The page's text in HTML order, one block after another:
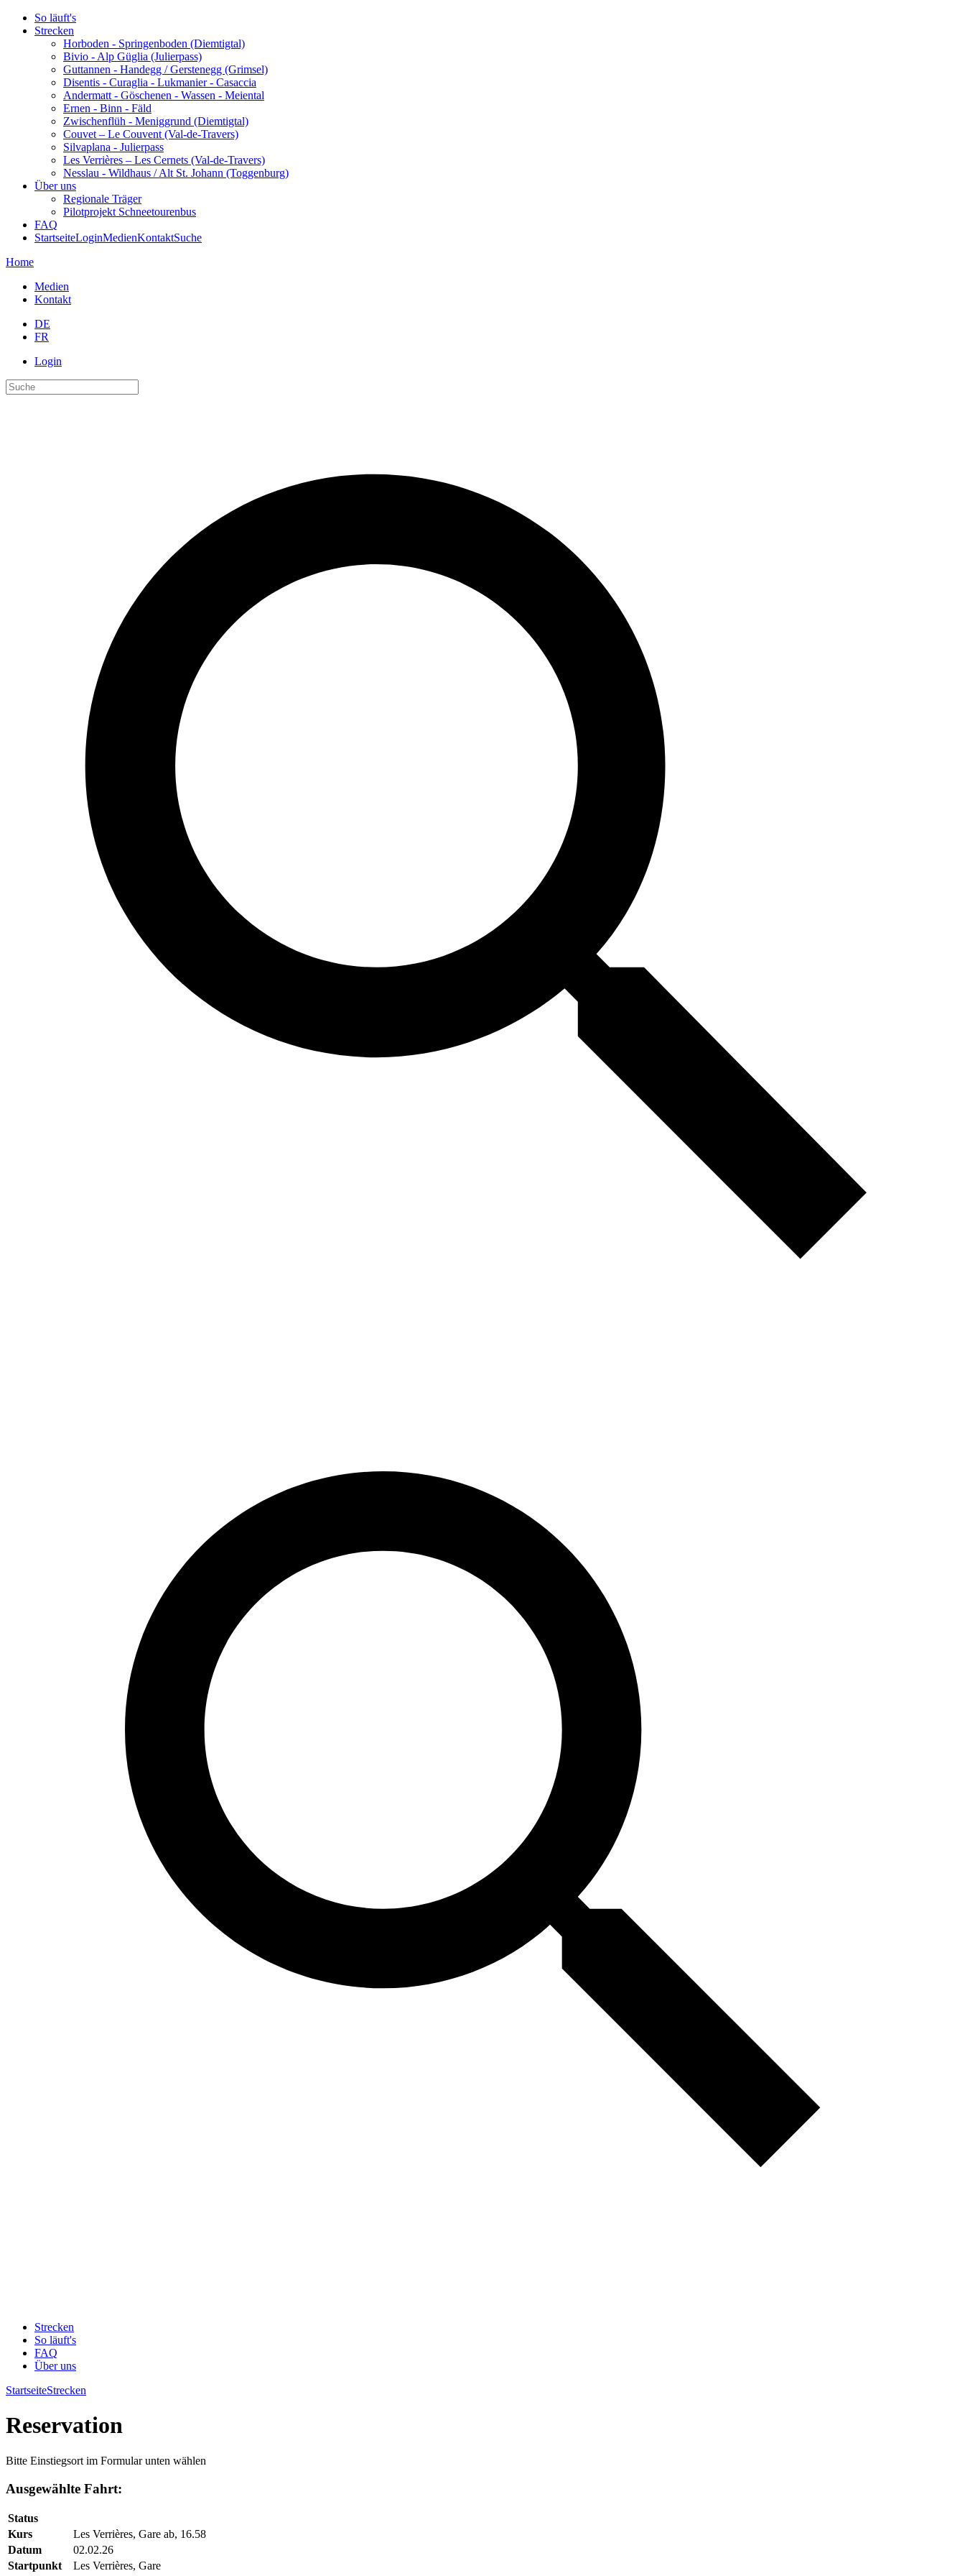
So läuft's
Strecken
Horboden - Springenboden (Diemtigtal)
Bivio - Alp Güglia (Julierpass)
Guttannen - Handegg / Gerstenegg (Grimsel)
Disentis - Curaglia - Lukmanier - Casaccia
Andermatt - Göschenen - Wassen - Meiental
Ernen - Binn - Fäld
Zwischenflüh - Meniggrund (Diemtigtal)
Couvet – Le Couvent (Val-de-Travers)
Silvaplana - Julierpass
Les Verrières – Les Cernets (Val-de-Travers)
Nesslau - Wildhaus / Alt St. Johann (Toggenburg)
Über uns
Regionale Träger
Pilotprojekt Schneetourenbus
FAQ
StartseiteLoginMedienKontaktSuche
Home
Medien
Kontakt
DE
FR
Login
Strecken
So läuft's
FAQ
Über uns
StartseiteStrecken
Reservation
Bitte Einstiegsort im Formular unten wählen
Ausgewählte Fahrt:
Status
Kurs
Les Verrières, Gare ab, 16.58
Datum
02.02.26
Startpunkt
Les Verrières, Gare